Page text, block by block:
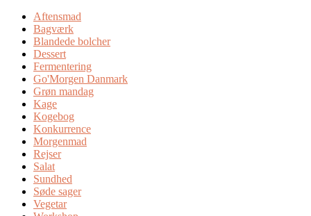
Aftensmad
Bagværk
Blandede bolcher
Dessert
Fermentering
Go'Morgen Danmark
Grøn mandag
Kage
Kogebog
Konkurrence
Morgenmad
Rejser
Salat
Sundhed
Søde sager
Vegetar